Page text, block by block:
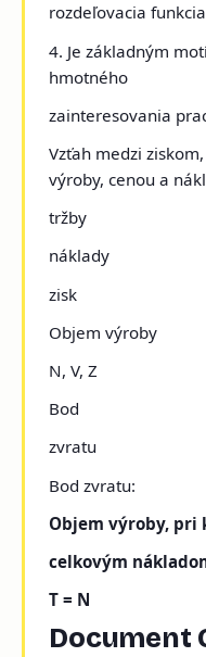
rozdeľovacia
4. Je základným
hmotného
zainteresovania
Vzťah medzi
výroby, cenou a
tržby
náklady
zisk
Objem výroby
N, V, Z
Bod
zvratu
Bod zvratu:
Objem výroby, pri
celkovým
T = N
Document